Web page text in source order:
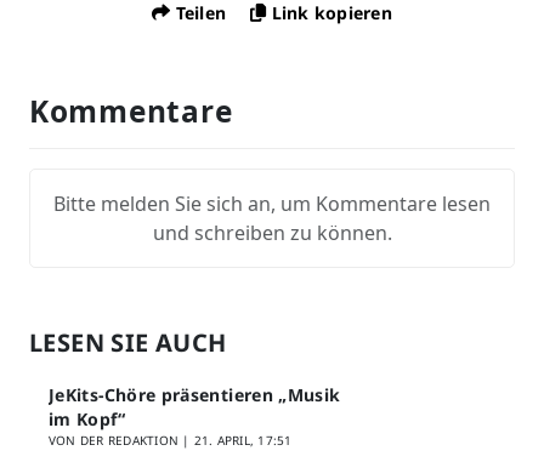
Teilen
Link kopieren
Kommentare
Bitte melden Sie sich an, um Kommentare lesen
und schreiben zu können.
LESEN SIE AUCH
JeKits-Chöre präsentieren „Musik
im Kopf“
VON DER REDAKTION | 21. APRIL, 17:51